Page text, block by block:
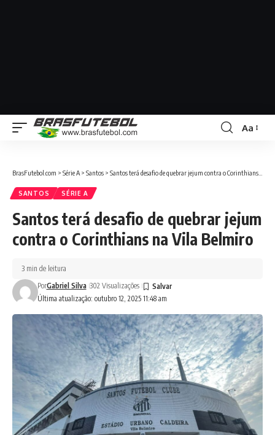
Aa
BrasFutebol.com > Série A > Santos > Santos terá desafio de quebrar jejum contra o Corinthians na Vila Belmiro
SANTOS SÉRIE A
Santos terá desafio de quebrar jejum
contra o Corinthians na Vila Belmiro
Última atualização: outubro 12, 2025 11:48 am
PorGabriel Silva 302 Visualizações
3 min de leitura